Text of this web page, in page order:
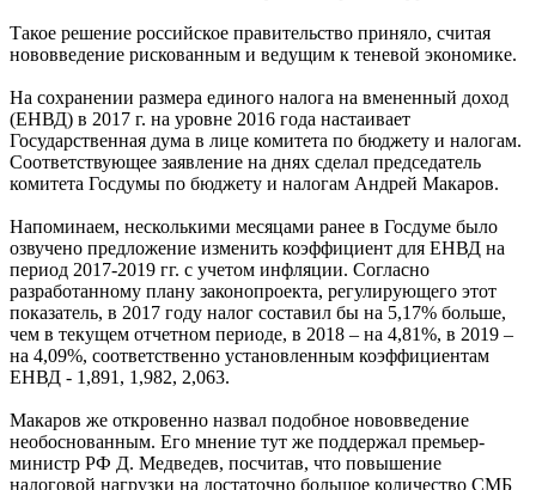
Такое решение российское правительство приняло, считая
нововведение рискованным и ведущим к теневой экономике.
На сохранении размера единого налога на вмененный доход
(ЕНВД) в 2017 г. на уровне 2016 года настаивает
Государственная дума в лице комитета по бюджету и налогам.
Соответствующее заявление на днях сделал председатель
комитета Госдумы по бюджету и налогам Андрей Макаров.
Напоминаем, несколькими месяцами ранее в Госдуме было
озвучено предложение изменить коэффициент для ЕНВД на
период 2017-2019 гг. с учетом инфляции. Согласно
разработанному плану законопроекта, регулирующего этот
показатель, в 2017 году налог составил бы на 5,17% больше,
чем в текущем отчетном периоде, в 2018 – на 4,81%, в 2019 –
на 4,09%, соответственно установленным коэффициентам
ЕНВД - 1,891, 1,982, 2,063.
Макаров же откровенно назвал подобное нововведение
необоснованным. Его мнение тут же поддержал премьер-
министр РФ Д. Медведев, посчитав, что повышение
налоговой нагрузки на достаточно большое количество СМБ